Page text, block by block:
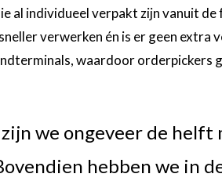
al individueel verpakt zijn vanuit
verwerken én is er geen extra
waardoor orderpickers
we ongeveer de
hebben we in